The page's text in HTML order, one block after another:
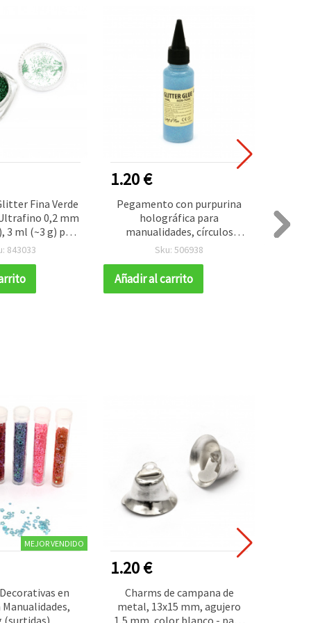
Fina Verde
0,2 mm
3 ml (~3 g) para
creativas y
843033
1.20 €
Pegamento con purpurina
holográfica para
manualidades, círculos
azules, no tóxico, 50 ml
Sku: 506938
Añadir al carrito
con
MEJOR VENDIDO
en
(surtidas)
1.20 €
Charms de campana de
metal, 13x15 mm, agujero
1,5 mm, color blanco - pack